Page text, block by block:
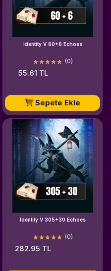
Identity V 60+6 Echoes
(0)
55.61 TL
Sepete Ekle
Identity V 305+30 Echoes
(0)
282.95 TL